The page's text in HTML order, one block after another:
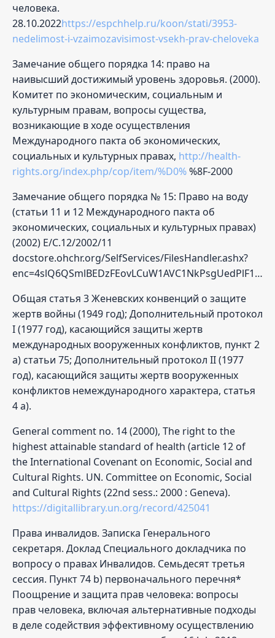
человека.
28.10.2022https://espchhelp.ru/koon/stati/3953-
nedelimost-i-vzaimozavisimost-vsekh-prav-cheloveka
Замечание общего порядка 14: право на
наивысший достижимый уровень здоровья. (2000).
Комитет по экономическим, социальным и
культурным правам, вопросы существа,
возникающие в ходе осуществления
Международного пакта об экономических,
социальных и культурных правах, http://health-
rights.org/index.php/cop/item/%D0%%8F-2000
Замечание общего порядка № 15: Право на воду
(статьи 11 и 12 Международного пакта об
экономических, социальных и культурных правах)
(2002) E/C.12/2002/11
docstore.ohchr.org/SelfServices/FilesHandler.ashx?
enc=4slQ6QSmlBEDzFEovLCuW1AVC1NkPsgUedPlF1vfPMJGPrCK5aXxG4bAqt2RQ8OBLTny5kLmx4O7HIvTRuNsFFCFEjM9aDC%2FQpXXS3M9V8uanNPo2NgvppjqSSlWRnhW
Общая статья 3 Женевских конвенций о защите
жертв войны (1949 год); Дополнительный протокол
I (1977 год), касающийся защиты жертв
международных вооруженных конфликтов, пункт 2
а) статьи 75; Дополнительный протокол II (1977
год), касающийся защиты жертв вооруженных
конфликтов немеждународного характера, статья
4 а).
General comment no. 14 (2000), The right to the
highest attainable standard of health (article 12 of
the International Covenant on Economic, Social and
Cultural Rights. UN. Committee on Economic, Social
and Cultural Rights (22nd sess.: 2000 : Geneva).
https://digitallibrary.un.org/record/425041
Права инвалидов. Записка Генерального
секретаря. Доклад Специального докладчика по
вопросу о правах Инвалидов. Семьдесят третья
сессия. Пункт 74 b) первоначального перечня*
Поощрение и защита прав человека: вопросы
прав человека, включая альтернативные подходы
в деле содействия эффективному осуществлению